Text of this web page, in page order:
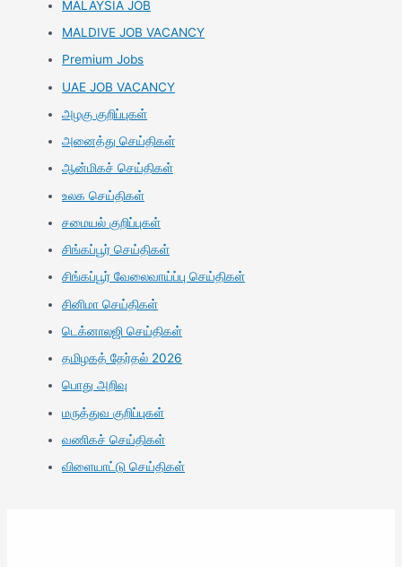
MALAYSIA JOB
MALDIVE JOB VACANCY
Premium Jobs
UAE JOB VACANCY
அழகு குறிப்புகள்
அனைத்து செய்திகள்
ஆன்மிகச் செய்திகள்
உலக செய்திகள்
சமையல் குறிப்புகள்
சிங்கப்பூர் செய்திகள்
சிங்கப்பூர் வேலைவாய்ப்பு செய்திகள்
சினிமா செய்திகள்
டெக்னாலஜி செய்திகள்
தமிழகத் தேர்தல் 2026
பொது அறிவு
மருத்துவ குறிப்புகள்
வணிகச் செய்திகள்
விளையாட்டு செய்திகள்